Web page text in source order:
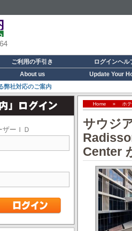
ご利用の手引き
ログインヘル
About us
Update Your
弊社対応のご案内
Home » ホ
サウジ
Center
ザーＩＤ